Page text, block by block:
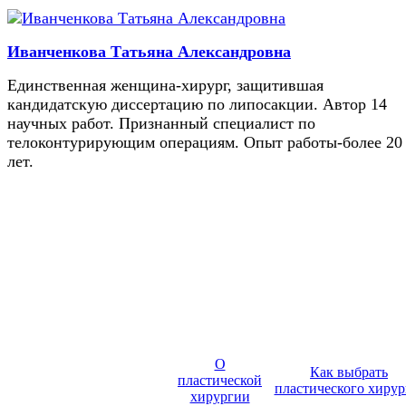
Иванченкова Татьяна Александровна
Единственная женщина-хирург, защитившая
кандидатскую диссертацию по липосакции. Автор 14
научных работ. Признанный специалист по
телоконтурирующим операциям. Опыт работы-более 20
лет.
О
пластической
хирургии
Как выбрать
пластического